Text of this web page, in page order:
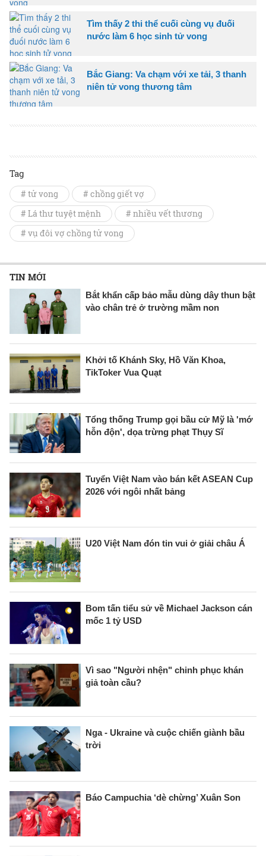
Tìm thấy 2 thi thể cuối cùng vụ đuối
nước làm 6 học sinh tử vong
Bắc Giang: Va chạm với xe tải, 3 thanh
niên tử vong thương tâm
Tag
# tử vong
# chồng giết vợ
# Lá thư tuyệt mệnh
# nhiều vết thương
# vụ đôi vợ chồng tử vong
TIN MỚI
Bắt khẩn cấp bảo mẫu dùng dây thun bật
vào chân trẻ ở trường mầm non
Khởi tố Khánh Sky, Hồ Văn Khoa,
TikToker Vua Quạt
Tổng thống Trump gọi bầu cử Mỹ là 'mớ
hỗn độn', dọa trừng phạt Thụy Sĩ
Tuyển Việt Nam vào bán kết ASEAN Cup
2026 với ngôi nhất bảng
U20 Việt Nam đón tin vui ở giải châu Á
Bom tấn tiểu sử về Michael Jackson cán
mốc 1 tỷ USD
Vì sao "Người nhện" chinh phục khán
giả toàn cầu?
Nga - Ukraine và cuộc chiến giành bầu
trời
Báo Campuchia ‘dè chừng’ Xuân Son